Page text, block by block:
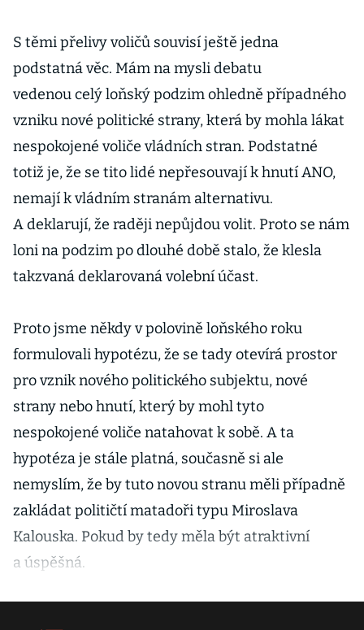
S těmi přelivy voličů souvisí ještě jedna
podstatná věc. Mám na mysli debatu
vedenou celý loňský podzim ohledně případného
vzniku nové politické strany, která by mohla lákat
nespokojené voliče vládních stran. Podstatné
totiž je, že se tito lidé nepřesouvají k hnutí ANO,
nemají k vládním stranám alternativu.
A deklarují, že raději nepůjdou volit. Proto se nám
loni na podzim po dlouhé době stalo, že klesla
takzvaná deklarovaná volební účast.
Proto jsme někdy v polovině loňského roku
formulovali hypotézu, že se tady otevírá prostor
pro vznik nového politického subjektu, nové
strany nebo hnutí, který by mohl tyto
nespokojené voliče natahovat k sobě. A ta
hypotéza je stále platná, současně si ale
nemyslím, že by tuto novou stranu měli případně
zakládat političtí matadoři typu Miroslava
Kalouska. Pokud by tedy měla být atraktivní
a úspěšná.